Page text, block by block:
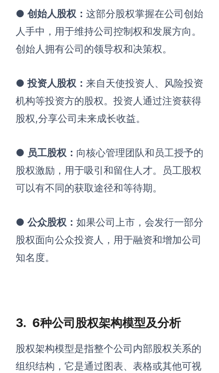
AI生成竞品分析
AI生成安索夫矩阵
AI生成Grow模型
模板社区
企业服务
私有化部署
管理功能定制 · 专业部署方案
客户案例
用boardmix提升团队协作效率
满足企业级团队协作和管理需求
探索创意灵感与高效协作技巧
定价
● 创始人股权 ： 这部分股权掌握在公司创始
人手中，用于维持公司控制权和发展方向。
创始人拥有公司的领导权和决策权。
● 投资人股权 ： 来自天使投资人、风险投资
机构等投资方的股权。投资人通过注资获得
股权,分享公司未来成长收益。
● 员工股权 ： 向核心管理团队和员工授予的
股权激励，用于吸引和留住人才。员工股权
可以有不同的获取途径和等待期。
● 公众股权 ： 如果公司上市，会发行一部分
股权面向公众投资人，用于融资和增加公司
知名度。
3. 6种公司股权架构模型及分析
股权架构模型是指整个公司内部股权关系的
组织结构，它是通过图表、表格或其他可视